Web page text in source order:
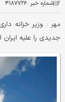
شماره خبر :۴۱۸۷۷۲۶
مهر : وزیر خزانه
جدیدی را علیه ایران